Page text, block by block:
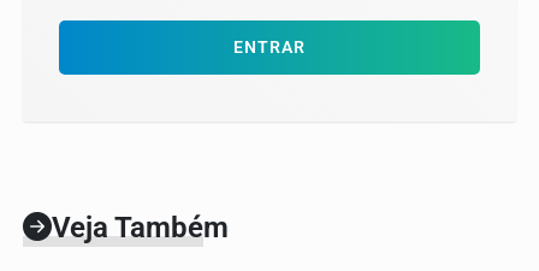
ENTRAR
Veja Também